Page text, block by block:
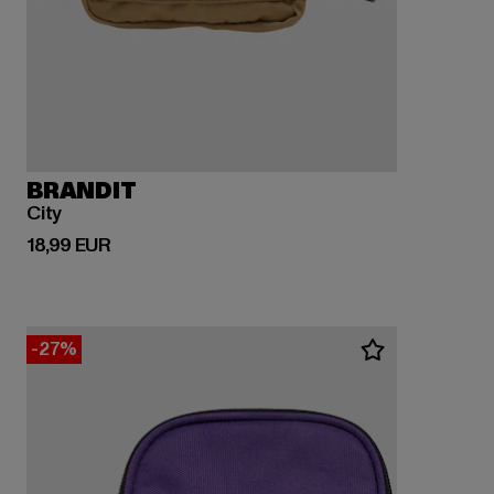
BRANDIT
City
18,99 EUR
Derzeitiger Preis: 18,99 EUR
-27%